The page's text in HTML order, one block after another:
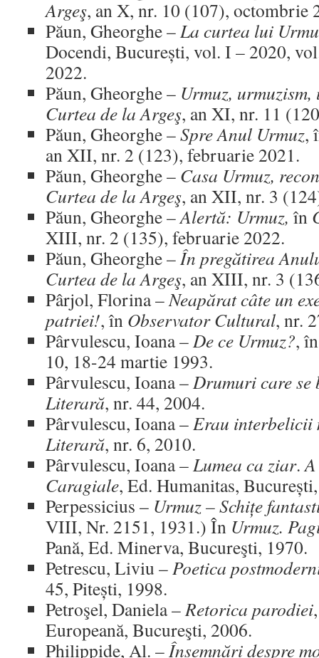
Argeş, an X, nr. 10 (107), octombrie
Păun, Gheorghe –La curtea lui
Docendi, București, vol. I – 2020,
2022.
Păun, Gheorghe – Urmuz,
Curtea de la Argeş, an XI, nr. 11
Păun, Gheorghe –Spre Anul Urmuz,
an XII, nr. 2 (123), februarie 2021.
Păun, Gheorghe – Casa Urmuz,
Curtea de la Argeş, an XII, nr. 3
Păun, Gheorghe –Alertă: Urmuz,în
XIII, nr. 2 (135), februarie 2022.
Păun, Gheorghe –În pregătirea
Curtea de la Argeş, an XIII, nr. 3
Pârjol, Florina –Neapărat câte un
patriei!, în Observator Cultural, nr.
Pârvulescu, Ioana –De ce Urmuz?,
10, 18-24 martie 1993.
Pârvulescu, Ioana –Drumuri care se
Literară, nr. 44, 2004.
Pârvulescu, Ioana –Erau interbelicii
Literară, nr. 6, 2010.
Pârvulescu, Ioana –Lumea ca ziar.
Caragiale, Ed. Humanitas,
Perpessicius – Urmuz – Schițe
VIII, Nr. 2151, 1931.) În Urmuz.
Pană, Ed. Minerva, Bucureşti, 1970.
Petrescu, Liviu –Poetica
45, Pitești, 1998.
Petroşel, Daniela –Retorica parodiei
Europeană, Bucureşti, 2006.
Philippide, Al. –Însemnări despre